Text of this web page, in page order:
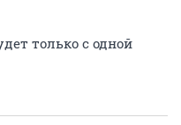
только с одной